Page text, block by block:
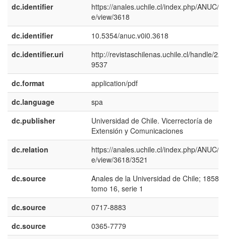
dc.identifier
https://anales.uchile.cl/index.php/ANUC/
e/view/3618
dc.identifier
10.5354/anuc.v0i0.3618
dc.identifier.uri
http://revistaschilenas.uchile.cl/handle/
9537
dc.format
application/pdf
dc.language
spa
dc.publisher
Universidad de Chile. Vicerrectoría de
Extensión y Comunicaciones
dc.relation
https://anales.uchile.cl/index.php/ANUC/
e/view/3618/3521
dc.source
Anales de la Universidad de Chile; 1858:
tomo 16, serie 1
dc.source
0717-8883
dc.source
0365-7779